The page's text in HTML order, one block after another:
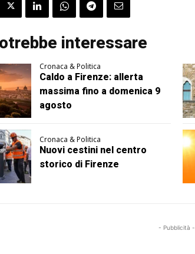
interessare
Cronaca & Politica
Caldo a Firenze: allerta
massima fino a domenica 9
agosto
Cronaca & Politica
Nuovi cestini nel centro
storico di Firenze
- Pubblicità -